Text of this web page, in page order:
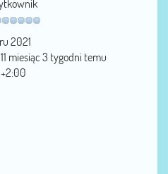
2021
11 miesiąc 3 tygodni temu
+2:00